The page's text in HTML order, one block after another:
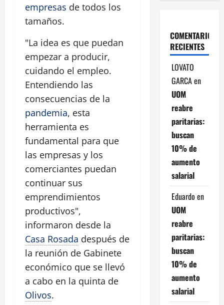
empresas de todos los
tamaños.
"La idea es que puedan
empezar a producir,
cuidando el empleo.
Entendiendo las
consecuencias de la
pandemia, esta
herramienta es
fundamental para que
las empresas y los
comerciantes puedan
continuar sus
emprendimientos
productivos",
informaron desde la
Casa Rosada después de
la reunión de Gabinete
económico que se llevó
a cabo en la quinta de
Olivos.
COMENTARIOS
RECIENTES
LOVATO
GARCAen
UOM
reabre
paritarias:
buscan
10% de
aumento
salarial
Eduardo en
UOM
reabre
paritarias:
buscan
10% de
aumento
salarial